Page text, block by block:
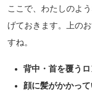
ここで、わたしのよ
げておきます。上の
すね。
背中・首を覆う
顔に髪がかかっ